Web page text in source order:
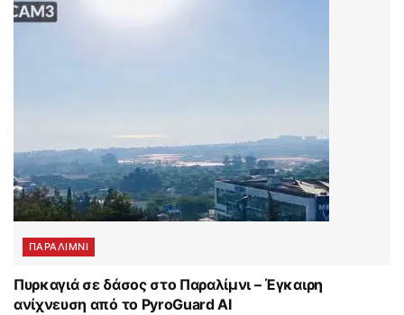
ΠΑΡΑΛΊΜΝΙ
Πυρκαγιά σε δάσος στο Παραλίμνι – Έγκαιρη
ανίχνευση από το PyroGuard AI